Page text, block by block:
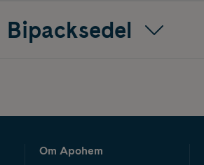
Bipacksedel
Om Apohem